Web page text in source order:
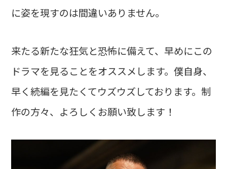
に姿を現すのは間違いありません。
来たる新たな狂気と恐怖に備えて、早めにこの
ドラマを見ることをオススメします。僕自身、
早く続編を見たくてウズウズしております。制
作の方々、よろしくお願い致します！